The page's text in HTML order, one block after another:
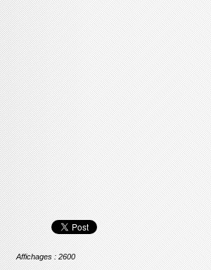
Affichages : 2600